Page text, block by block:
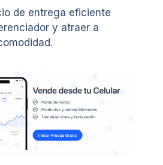
de entrega eficiente
y atraer a